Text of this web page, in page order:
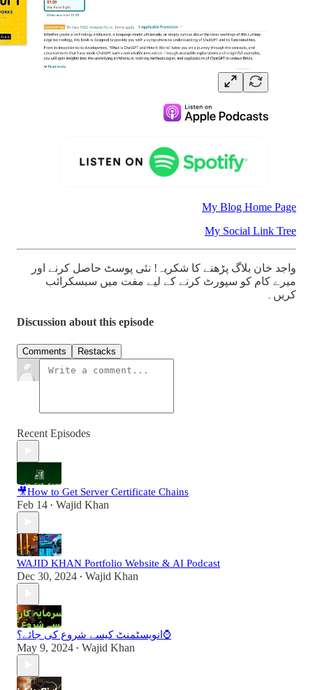
My Blog Home Page
My Social Link Tree
واجد خان بلاگ پڑھنے کا شکریہ! نئی پوسٹ حاصل کرنے اور
میرے کام کو سپورٹ کرنے کے لیے مفت میں سبسکرائب
کریں۔
Discussion about this episode
Comments Restacks
Recent Episodes
🎥How to Get Server Certificate Chains
Feb 14 • Wajid Khan
WAJID KHAN Portfolio Website & AI Podcast
Dec 30, 2024 • Wajid Khan
انویسٹمنٹ کیسے شروع کی جائے؟⌚️
May 9, 2024 • Wajid Khan